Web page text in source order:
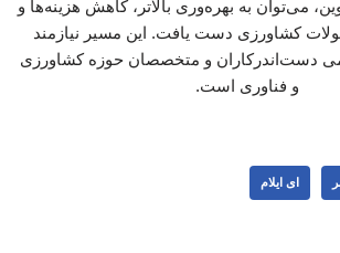
می‌توان به بهره‌وری بالاتر، کاهش هزینه‌ها و
کشاورزی دست یافت. این مسیر نیازمند
دست‌اندرکاران و متخصصان حوزه کشاورزی
و فناوری است.
ای ایلام